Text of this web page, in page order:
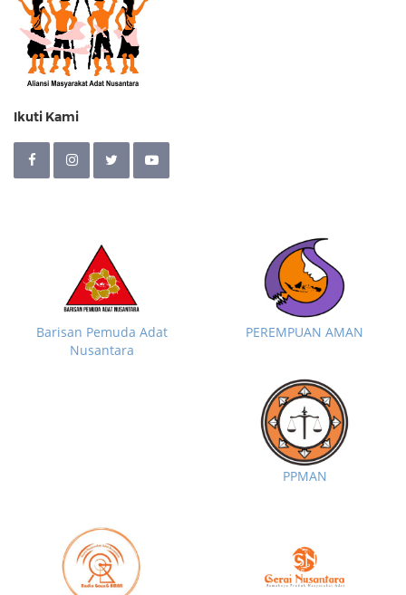
Ikuti Kami
Barisan Pemuda Adat
Nusantara
PEREMPUAN AMAN
PPMAN